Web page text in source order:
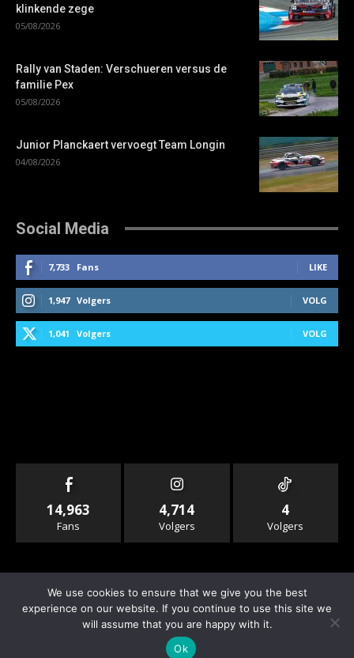
klinkende zege
05/08/2026
Rally van Staden: Verschueren versus de
familie Pex
05/08/2026
Junior Planckaert vervoegt Team Longin
04/08/2026
Social Media
7,733 Fans LIKE
1,947 Volgers VOLG
1,041 Volgers VOLG
14,963
Fans
4,714
Volgers
4
Volgers
We use cookies to ensure that we give you the best
experience on our website. If you continue to use this site we
will assume that you are happy with it.
Ok